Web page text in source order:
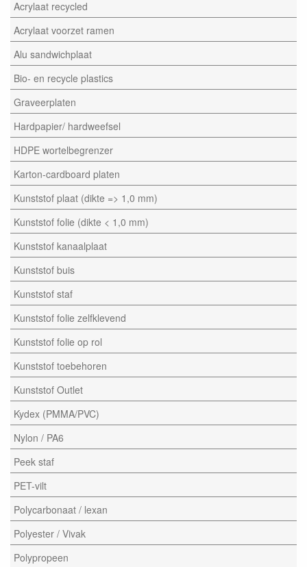
Acrylaat recycled
Acrylaat voorzet ramen
Alu sandwichplaat
Bio- en recycle plastics
Graveerplaten
Hardpapier/ hardweefsel
HDPE wortelbegrenzer
Karton-cardboard platen
Kunststof plaat (dikte => 1,0 mm)
Kunststof folie (dikte < 1,0 mm)
Kunststof kanaalplaat
Kunststof buis
Kunststof staf
Kunststof folie zelfklevend
Kunststof folie op rol
Kunststof toebehoren
Kunststof Outlet
Kydex (PMMA/PVC)
Nylon / PA6
Peek staf
PET-vilt
Polycarbonaat / lexan
Polyester / Vivak
Polypropeen